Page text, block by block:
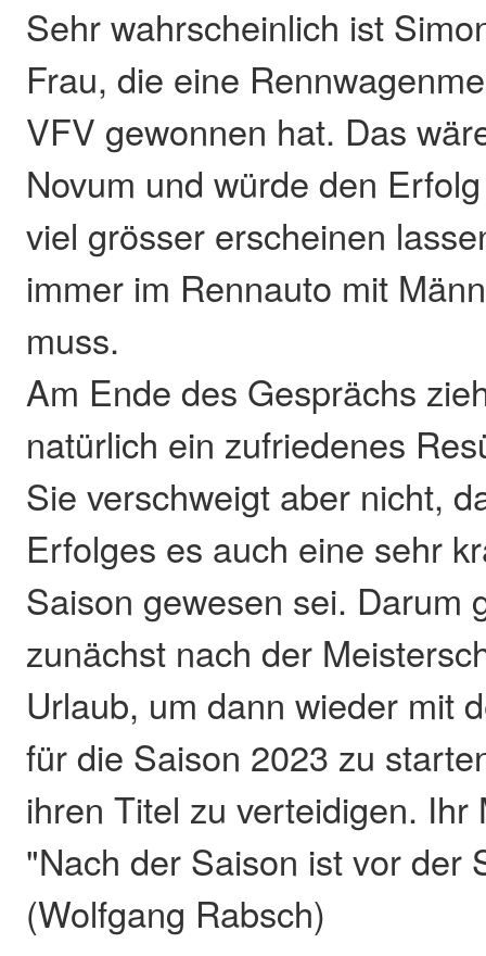
Sehr wahrscheinlich ist
Frau, die eine
VFV gewonnen hat. Das
Novum und würde den
viel grösser erscheinen
immer im Rennauto mit
muss.
Am Ende des Gesprächs
natürlich ein zufriedenes
Sie verschweigt aber nicht,
Erfolges es auch eine sehr
Saison gewesen sei. Darum
zunächst nach der
Urlaub, um dann wieder mit
für die Saison 2023 zu
ihren Titel zu verteidigen. Ihr
"Nach der Saison ist vor der
(Wolfgang Rabsch)